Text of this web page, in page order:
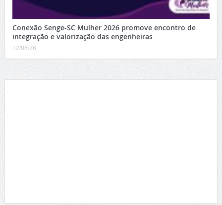
Conexão Senge-SC Mulher 2026 promove encontro de
integração e valorização das engenheiras
12/06/26